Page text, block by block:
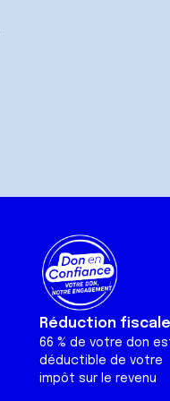
Réduction
66 % de votre don
déductible de votre
impôt sur le revenu